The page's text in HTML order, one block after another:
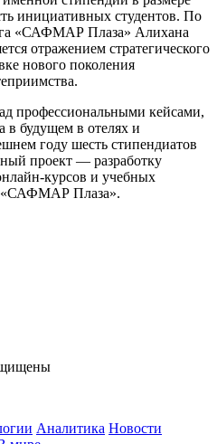
инициативных студентов. По
«САФМАР Плаза» Алихана
отражением стратегического
нового поколения
профессиональными кейсами,
в будущем в отелях и
году шесть стипендиатов
проект — разработку
курсов и учебных
«САФМАР Плаза».
Аналитика Новости